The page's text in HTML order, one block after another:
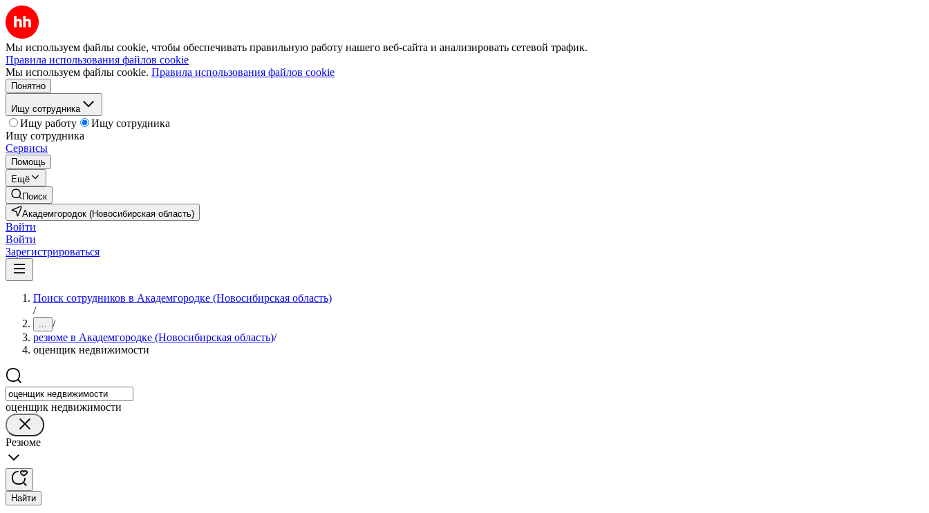
Мы используем файлы cookie, чтобы обеспечивать правильную работу нашего веб-сайта и анализировать сетевой трафик.
Правила использования файлов cookie
Мы используем файлы cookie. Правила использования файлов cookie
Понятно
Ищу сотрудника
Ищу работу
Ищу сотрудника
Ищу сотрудника
Сервисы
Помощь
Ещё
Поиск
Академгородок (Новосибирская область)
Войти
Войти
Зарегистрироваться
Поиск сотрудников в Академгородке (Новосибирская область)
/
... /
резюме в Академгородке (Новосибирская область)/
оценщик недвижимости
оценщик недвижимости
Резюме
Найти